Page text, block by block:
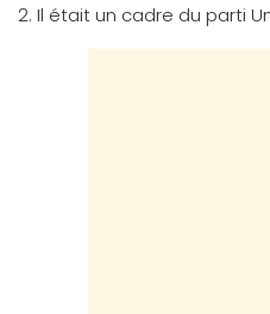
2. Il était un cadre du parti